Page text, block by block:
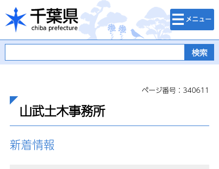
千葉県
検索・メニュ
ー
ページ番号：340611
山武土木事務所
新着情報